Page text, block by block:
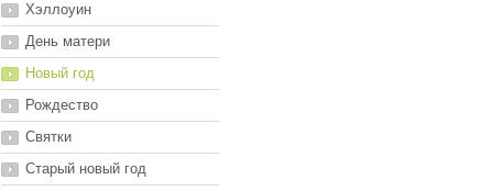
Хэллоуин
День матери
Новый год
Рождество
Святки
Старый новый год